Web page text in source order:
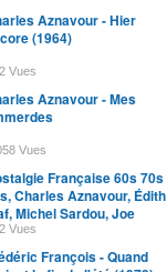
Aznavour - Hier
(1964)
Vues
Aznavour - Mes
Vues
Française 60s 70s
Charles Aznavour, Édith
Michel Sardou, Joe
Vues
François - Quand